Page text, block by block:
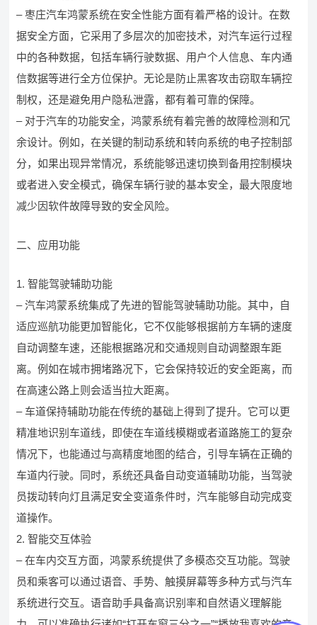
– 枣庄汽车鸿蒙系统在安全性能方面有着严格的设计。在数
据安全方面，它采用了多层次的加密技术，对汽车运行过程
中的各种数据，包括车辆行驶数据、用户个人信息、车内通
信数据等进行全方位保护。无论是防止黑客攻击窃取车辆控
制权，还是避免用户隐私泄露，都有着可靠的保障。
– 对于汽车的功能安全，鸿蒙系统有着完善的故障检测和冗
余设计。例如，在关键的制动系统和转向系统的电子控制部
分，如果出现异常情况，系统能够迅速切换到备用控制模块
或者进入安全模式，确保车辆行驶的基本安全，最大限度地
减少因软件故障导致的安全风险。
二、应用功能
1. 智能驾驶辅助功能
– 汽车鸿蒙系统集成了先进的智能驾驶辅助功能。其中，自
适应巡航功能更加智能化，它不仅能够根据前方车辆的速度
自动调整车速，还能根据路况和交通规则自动调整跟车距
离。例如在城市拥堵路况下，它会保持较近的安全距离，而
在高速公路上则会适当拉大距离。
– 车道保持辅助功能在传统的基础上得到了提升。它可以更
精准地识别车道线，即使在车道线模糊或者道路施工的复杂
情况下，也能通过与高精度地图的结合，引导车辆在正确的
车道内行驶。同时，系统还具备自动变道辅助功能，当驾驶
员拨动转向灯且满足安全变道条件时，汽车能够自动完成变
道操作。
2. 智能交互体验
– 在车内交互方面，鸿蒙系统提供了多模态交互功能。驾驶
员和乘客可以通过语音、手势、触摸屏幕等多种方式与汽车
系统进行交互。语音助手具备高识别率和自然语义理解能